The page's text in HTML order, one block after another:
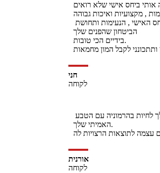
ביחס אישי שלא רואים
, מקצועיות ואיכות גבוהה.
הביטחון שהפנים שלך
בידיים הכי טובות.
חני
לקוחה
האמיתי שלך.
אורנית
לקוחה